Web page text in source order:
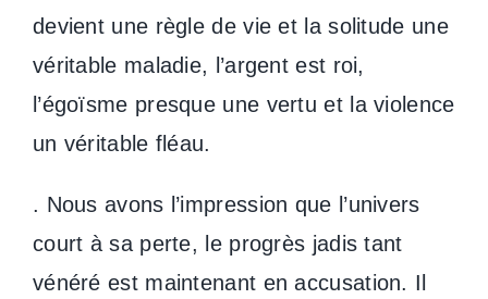
devient une règle de vie et la solitude une
véritable maladie, l’argent est roi,
l’égoïsme presque une vertu et la violence
un véritable fléau.
. Nous avons l’impression que l’univers
court à sa perte, le progrès jadis tant
vénéré est maintenant en accusation. Il